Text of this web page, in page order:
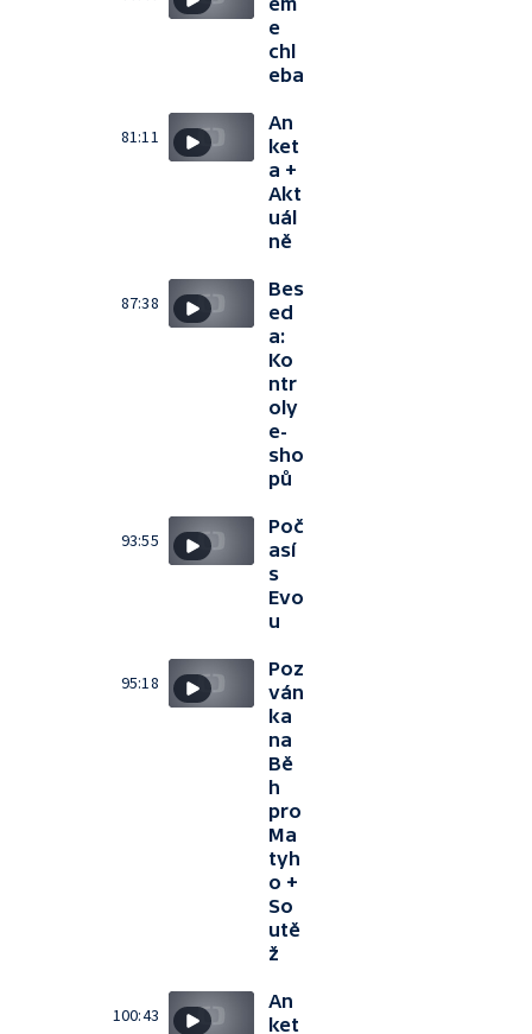
e
chl
eba
81:11
An
ket
a +
Akt
uál
ně
87:38
Bes
ed
a:
Ko
ntr
oly
e-
sho
pů
93:55
Poč
así
s
Evo
u
95:18
Poz
ván
ka
na
Bě
h
pro
Ma
tyh
o +
So
utě
ž
100:43
An
ket